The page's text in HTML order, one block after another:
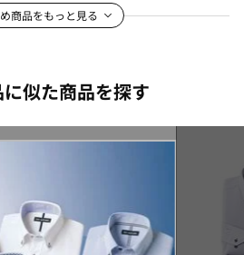
商品をもっと見る
似た商品を探す